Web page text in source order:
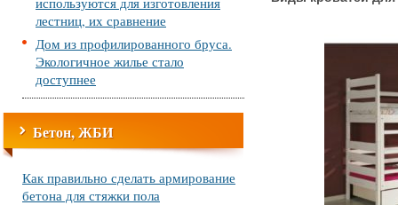
лестниц, их сравнение
Дом из профилированного бруса.
Экологичное жилье стало
доступнее
Бетон, ЖБИ
Как правильно сделать армирование
бетона для стяжки пола